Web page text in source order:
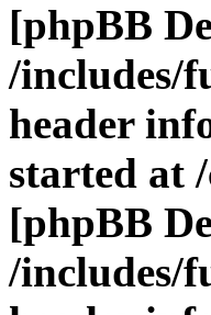
[phpBB
/includes/
header
started at
[phpBB
/includes/